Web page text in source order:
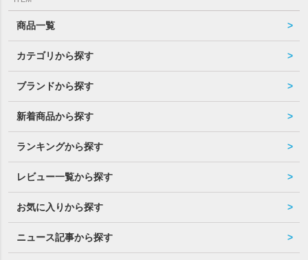
商品一覧
カテゴリから探す
ブランドから探す
新着商品から探す
ランキングから探す
レビュー一覧から探す
お気に入りから探す
ニュース記事から探す